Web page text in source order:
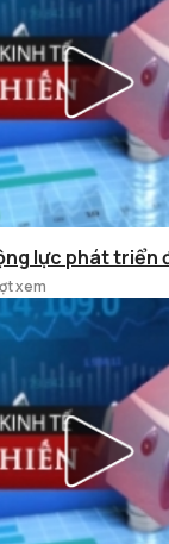
lực phát triển
xem